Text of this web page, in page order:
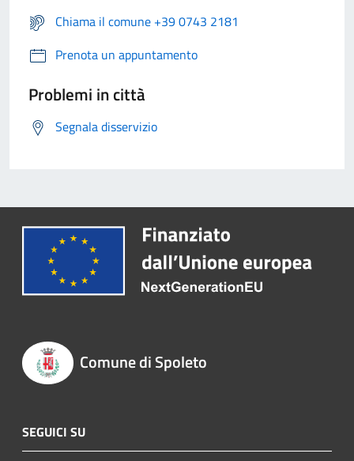
Chiama il comune +39 0743 2181
Prenota un appuntamento
Problemi in città
Segnala disservizio
Comune di Spoleto
SEGUICI SU